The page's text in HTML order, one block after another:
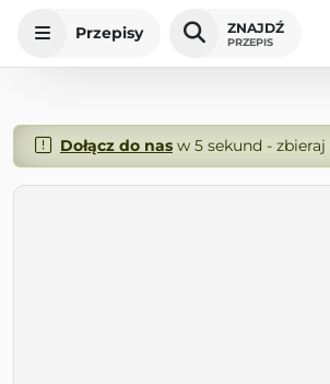
Przepisy ZNAJDŹ
PRZEPIS
Dołącz do nasw 5 sekund - zbieraj